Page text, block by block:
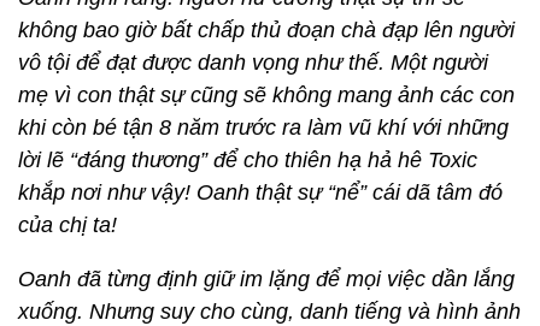
không bao giờ bất chấp thủ đoạn chà đạp lên người
vô tội để đạt được danh vọng như thế. Một người
mẹ vì con thật sự cũng sẽ không mang ảnh các con
khi còn bé tận 8 năm trước ra làm vũ khí với những
lời lẽ “đáng thương” để cho thiên hạ hả hê Toxic
khắp nơi như vậy! Oanh thật sự “nể” cái dã tâm đó
của chị ta!
Oanh đã từng định giữ im lặng để mọi việc dần lắng
xuống. Nhưng suy cho cùng, danh tiếng và hình ảnh